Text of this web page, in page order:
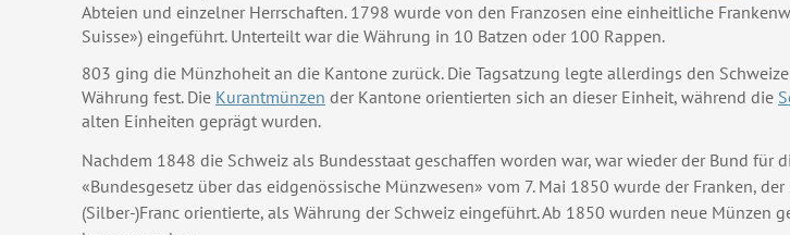
Abteien und einzelner Herrschaften. 1798 wurde von den Franzosen eine einheitliche
Suisse») eingeführt. Unterteilt war die Währung in 10 Batzen oder 100 Rappen.
803 ging die Münzhoheit an die Kantone zurück. Die Tagsatzung legte allerdings den
Währung fest. Die Kurantmünzen der Kantone orientierten sich an dieser Einheit, während die
alten Einheiten geprägt wurden.
Nachdem 1848 die Schweiz als Bundesstaat geschaffen worden war, war wieder der Bund für
«Bundesgesetz über das eidgenössische Münzwesen» vom 7. Mai 1850 wurde der Franken,
(Silber-)Franc orientierte, als Währung der Schweiz eingeführt. Ab 1850 wurden neue Münzen